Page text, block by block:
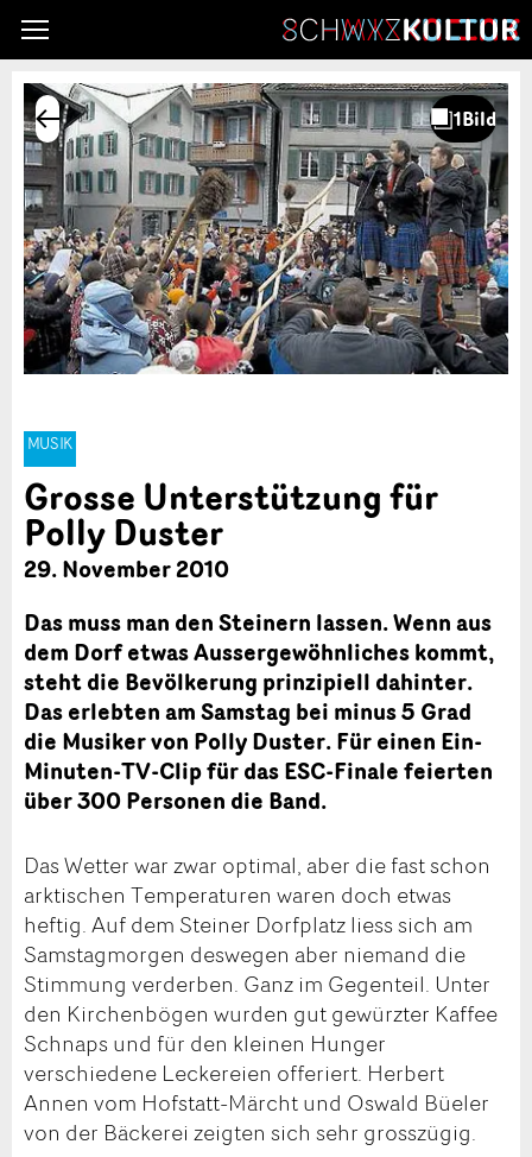
MUSIK
Grosse Unterstützung für
Polly Duster
29. November 2010
Das muss man den Steinern lassen. Wenn aus
dem Dorf etwas Aussergewöhnliches kommt,
steht die Bevölkerung prinzipiell dahinter.
Das erlebten am Samstag bei minus 5 Grad
die Musiker von Polly Duster. Für einen Ein-
Minuten-TV-Clip für das ESC-Finale feierten
über 300 Personen die Band.
Das Wetter war zwar optimal, aber die fast schon
arktischen Temperaturen waren doch etwas
heftig. Auf dem Steiner Dorfplatz liess sich am
Samstagmorgen deswegen aber niemand die
Stimmung verderben. Ganz im Gegenteil. Unter
den Kirchenbögen wurden gut gewürzter Kaffee
Schnaps und für den kleinen Hunger
verschiedene Leckereien offeriert. Herbert
Annen vom Hofstatt-Märcht und Oswald Büeler
von der Bäckerei zeigten sich sehr grosszügig.